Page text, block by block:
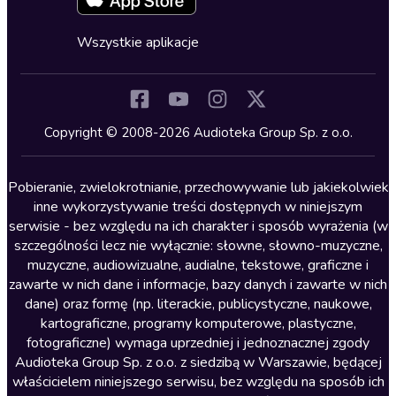
Kryminały
Lektury szkolne
Literatura anglojęzyczna
Literatura faktu
Literatura obyczajowa
Literatura piękna obca
Literatura piękna polska
Nagrania relaksacyjne
Nauka języków
Cykle audiobooków
Wszystkie aplikacje
Copyright © 2008-2026 Audioteka Group Sp. z o.o.
Pobieranie, zwielokrotnianie, przechowywanie lub jakiekolwiek
inne wykorzystywanie treści dostępnych w niniejszym
serwisie - bez względu na ich charakter i sposób wyrażenia (w
szczególności lecz nie wyłącznie: słowne, słowno-muzyczne,
muzyczne, audiowizualne, audialne, tekstowe, graficzne i
zawarte w nich dane i informacje, bazy danych i zawarte w nich
dane) oraz formę (np. literackie, publicystyczne, naukowe,
kartograficzne, programy komputerowe, plastyczne,
fotograficzne) wymaga uprzedniej i jednoznacznej zgody
Audioteka Group Sp. z o.o. z siedzibą w Warszawie, będącej
właścicielem niniejszego serwisu, bez względu na sposób ich